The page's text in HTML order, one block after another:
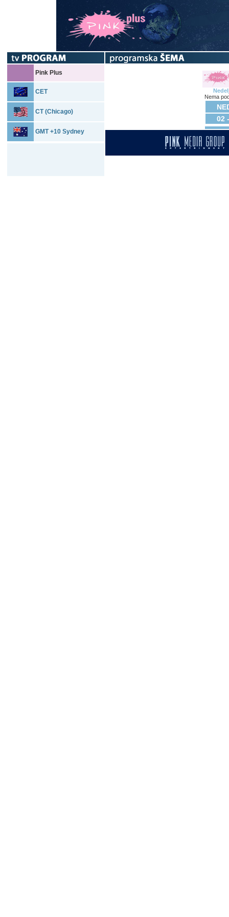
Pink Plus
CET
CT (Chicago)
GMT +10 Sydney
Nema
02